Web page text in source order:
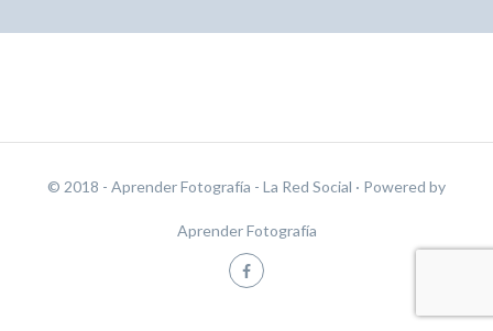
© 2018 - Aprender Fotografía - La Red Social · Powered by
Aprender Fotografía